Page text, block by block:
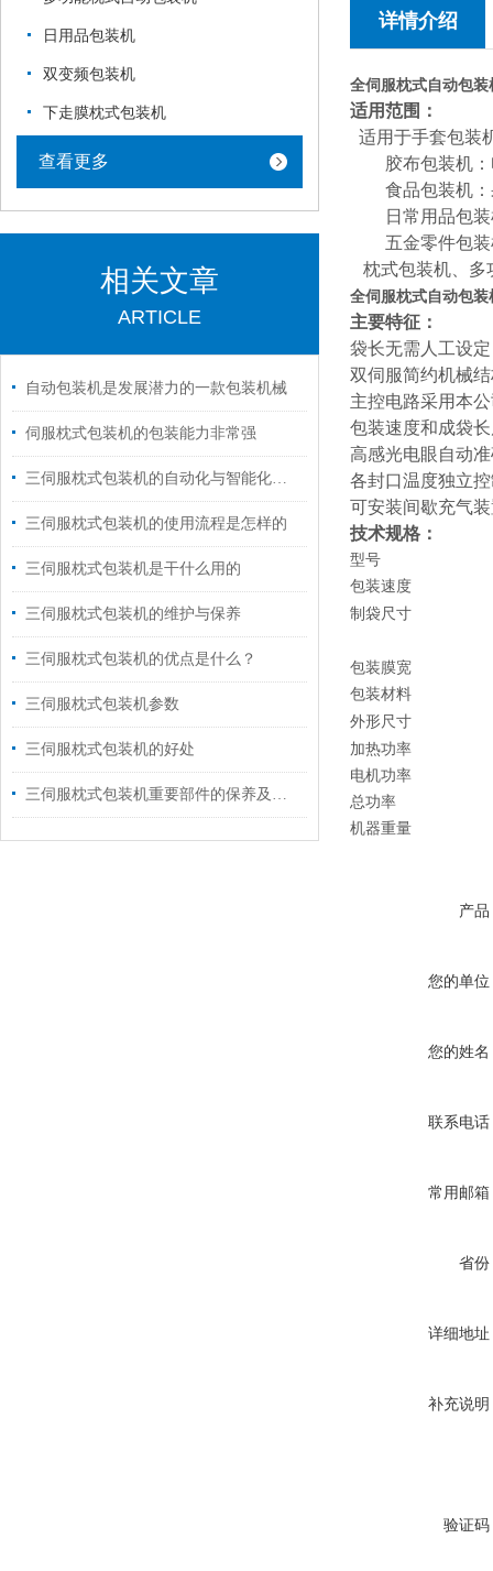
日用品包装机
双变频包装机
下走膜枕式包装机
查看更多
相关文章
ARTICLE
自动包装机是发展潜力的一款包装机械
伺服枕式包装机的包装能力非常强
三伺服枕式包装机的自动化与智能化升级路径
三伺服枕式包装机的使用流程是怎样的
三伺服枕式包装机是干什么用的
三伺服枕式包装机的维护与保养
三伺服枕式包装机的优点是什么？
三伺服枕式包装机参数
三伺服枕式包装机的好处
三伺服枕式包装机重要部件的保养及润滑工作
详情介绍
全伺服枕式自动包装
适用范围：
适用于手套包装
胶布包装机：
食品包装机：
日常用品包装
五金零件包
枕式包装机、多
全伺服枕式自动包装
主要特征：
袋长无需人工设
双伺服简约机械
主控电路采用本
包装速度和成袋
高感光电眼自动
各封口温度独立
可安装间歇充气
技术规格：
型号
包装速度
制袋尺寸
包装膜宽
包装材料
外形尺寸
加热功率
电机功率
总功率
机器重量
产品
您的单位
您的姓名
联系电话
常用邮箱
省份
详细地址
补充说明
验证码